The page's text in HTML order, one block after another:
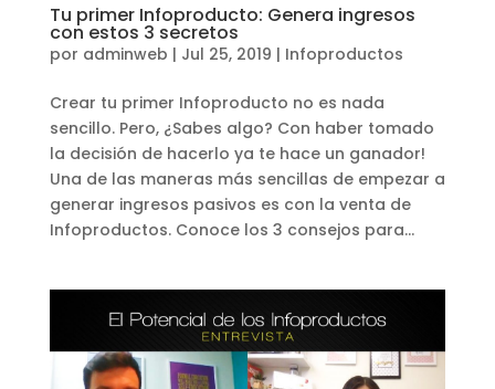
Tu primer Infoproducto: Genera ingresos
con estos 3 secretos
por adminweb | Jul 25, 2019 | Infoproductos
Crear tu primer Infoproducto no es nada
sencillo. Pero, ¿Sabes algo? Con haber tomado
la decisión de hacerlo ya te hace un ganador!
Una de las maneras más sencillas de empezar a
generar ingresos pasivos es con la venta de
Infoproductos. Conoce los 3 consejos para...